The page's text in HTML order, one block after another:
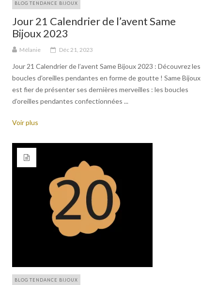
BLOG TENDANCE BIJOUX
Jour 21 Calendrier de l’avent Same
Bijoux 2023
Mélanie Déc 21, 2023
Jour 21 Calendrier de l’avent Same Bijoux 2023 : Découvrez les
boucles d’oreilles pendantes en forme de goutte ! Same Bijoux
est fier de présenter ses dernières merveilles : les boucles
d’oreilles pendantes confectionnées ...
Voir plus
BLOG TENDANCE BIJOUX